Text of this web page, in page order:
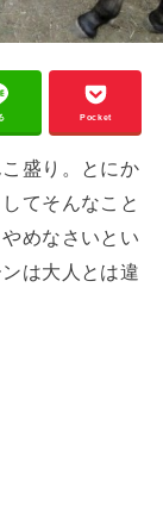
Pocket
盛り。とにか
てそんなこと
めなさいとい
は大人とは違